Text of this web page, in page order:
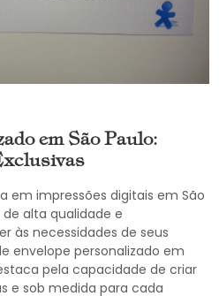
em São Paulo:
em impressões digitais em São
alta qualidade e
às necessidades de seus
envelope personalizado em
pela capacidade de criar
e sob medida para cada